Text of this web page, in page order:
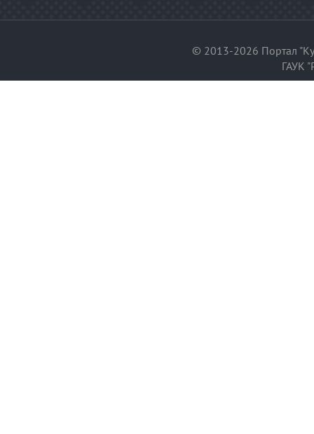
© 2013-2026 Портал
ГАУК